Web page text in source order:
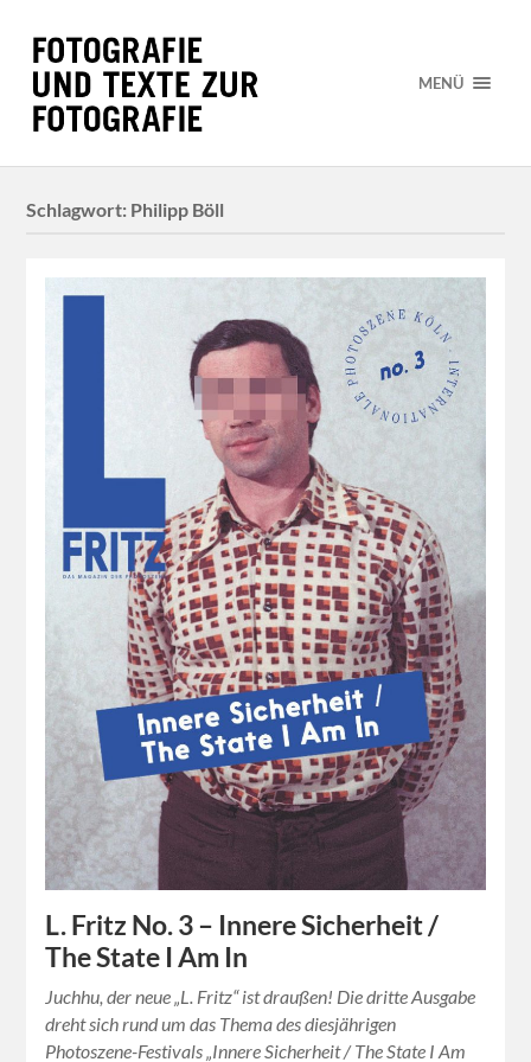
MENÜ
Schlagwort: Philipp Böll
L. Fritz No. 3 – Innere Sicherheit /
The State I Am In
Juchhu, der neue „L. Fritz“ ist draußen! Die dritte Ausgabe
dreht sich rund um das Thema des diesjährigen
Photoszene-Festivals „Innere Sicherheit / The State I Am